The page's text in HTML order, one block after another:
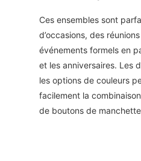
Ces ensembles sont
d’occasions, des
événements formels en
et les anniversaires. Les
les options de couleurs
facilement la
de boutons de